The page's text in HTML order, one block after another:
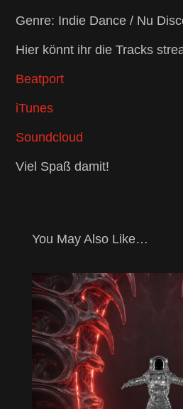
Genre: Indie Dance / Nu
Hier könnt ihr die Tracks
Beatport
iTunes
Soundcloud
Viel Spaß damit!
You May Also Like…